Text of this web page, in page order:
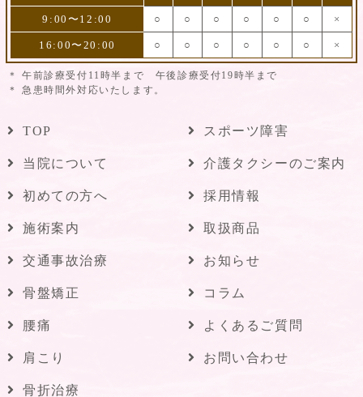
9:00〜12:00 ○ ○ ○ ○ ○ ○ ×
16:00〜20:00 ○ ○ ○ ○ ○ ○ ×
午前診療受付11時半まで 午後診療受付19時半まで
急患時間外対応いたします。
TOP
当院について
初めての方へ
施術案内
交通事故治療
骨盤矯正
腰痛
肩こり
骨折治療
スポーツ障害
介護タクシーのご案内
採用情報
取扱商品
お知らせ
コラム
よくあるご質問
お問い合わせ